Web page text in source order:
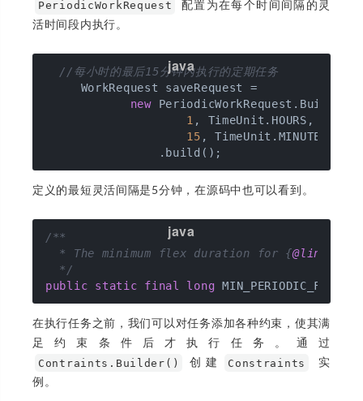
PeriodicWorkRequest
配置为在每个时间间隔的灵
活时间段内执行。
//每小时的最后15分钟内执行的定期任务
     WorkRequest saveRequest =
new
1 , TimeUnit.HOURS,
15 , TimeUnit.MINUTES)
定义的最短灵活间隔是5分钟，在源码中也可以看到。
/**
  * The minimum flex duration for {
@link
  */
public
static final long
在执行任务之前，我们可以对任务添加各种约束，使其满
足约束条件后才执行任务。通过
Contraints.Builder() 创建 Constraints
实
例。